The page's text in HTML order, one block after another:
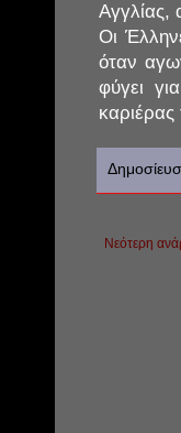
Αγγλίας,
Οι
όταν
φύγει
καριέρας
Νεότερη